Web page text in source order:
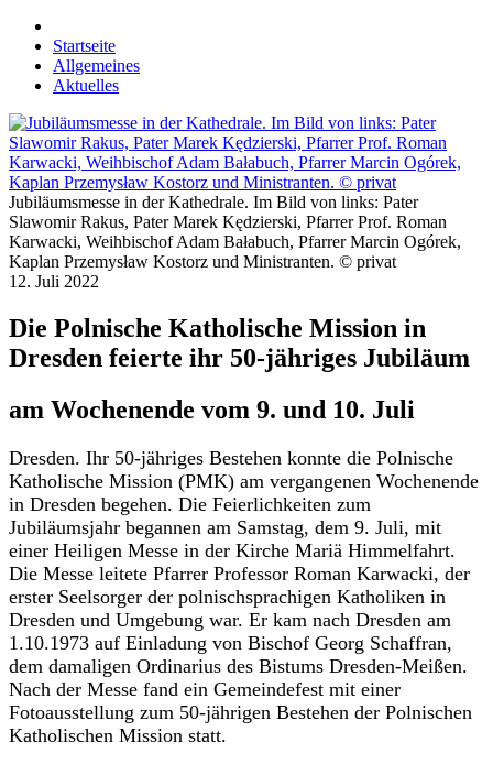
Startseite
Allgemeines
Aktuelles
Jubiläumsmesse in der Kathedrale. Im Bild von links: Pater
Slawomir Rakus, Pater Marek Kędzierski, Pfarrer Prof. Roman
Karwacki, Weihbischof Adam Bałabuch, Pfarrer Marcin Ogórek,
Kaplan Przemysław Kostorz und Ministranten. © privat
12. Juli 2022
Die Polnische Katholische Mission in
Dresden feierte ihr 50-jähriges Jubiläum
am Wochenende vom 9. und 10. Juli
Dresden. Ihr 50-jähriges Bestehen konnte die Polnische
Katholische Mission (PMK) am vergangenen Wochenende
in Dresden begehen. Die Feierlichkeiten zum
Jubiläumsjahr begannen am Samstag, dem 9. Juli, mit
einer Heiligen Messe in der Kirche Mariä Himmelfahrt.
Die Messe leitete Pfarrer Professor Roman Karwacki, der
erster Seelsorger der polnischsprachigen Katholiken in
Dresden und Umgebung war. Er kam nach Dresden am
1.10.1973 auf Einladung von Bischof Georg Schaffran,
dem damaligen Ordinarius des Bistums Dresden-Meißen.
Nach der Messe fand ein Gemeindefest mit einer
Fotoausstellung zum 50-jährigen Bestehen der Polnischen
Katholischen Mission statt.